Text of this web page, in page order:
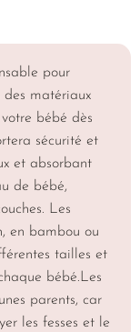
pour
matériaux
bébé dès
sécurité et
et absorbant
de bébé,
Les
en bambou ou
tailles et
bébé.Les
parents, car
les fesses et le